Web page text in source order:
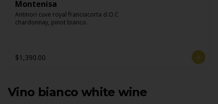
Montenisa
Antinori cuve royal franciacorta d.O.C
chardonnay, pinot bianco.
$1,390.00
Vino bianco white wine